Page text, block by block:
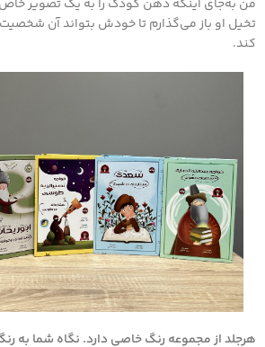
من به‌جای اینکه ذهن کودک را به یک تصویر خاص
تخیل او باز می‌گذارم تا خودش بتواند آن
کند.
هرجلد از مجموعه رنگ خاصی دارد. نگاه شما به